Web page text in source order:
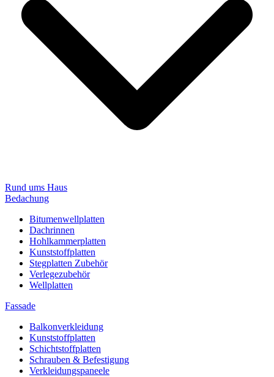
Rund ums Haus
Bedachung
Bitumenwellplatten
Dachrinnen
Hohlkammerplatten
Kunststoffplatten
Stegplatten Zubehör
Verlegezubehör
Wellplatten
Fassade
Balkonverkleidung
Kunststoffplatten
Schichtstoffplatten
Schrauben & Befestigung
Verkleidungspaneele